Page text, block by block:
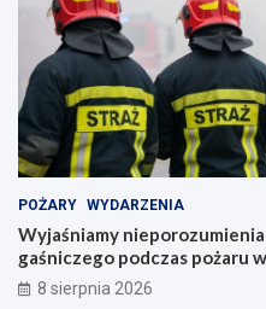
POŻARY WYDARZENIA
Wyjaśniamy
gaśniczego podczas pożaru
8 sierpnia 2026